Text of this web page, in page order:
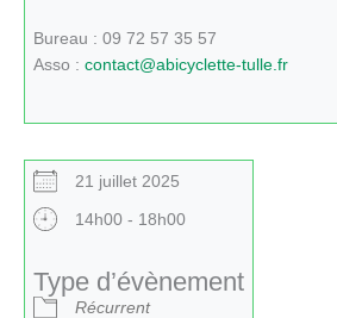
Bureau : 09 72 57 35 57
Asso : contact@abicyclette-tulle.fr
21 juillet 2025
14h00 - 18h00
Type d’évènement
Récurrent